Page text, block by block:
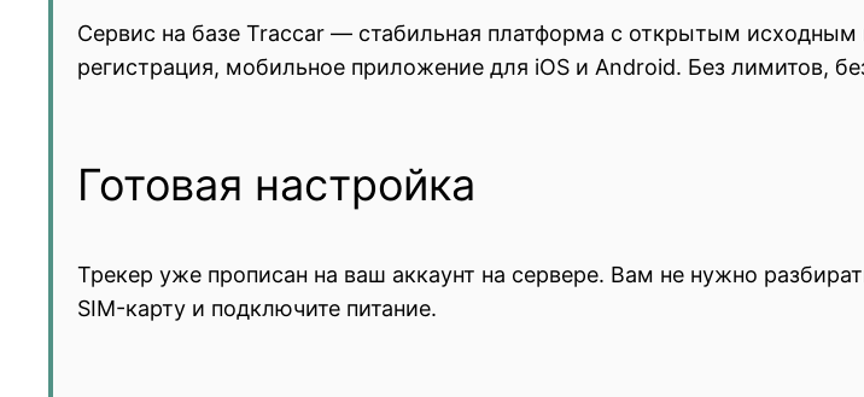
Сервис на базе Traccar — стабильная платформа с открытым
регистрация, мобильное приложение для iOS и Android. Без лимитов,
Готовая настройка
Трекер уже прописан на ваш аккаунт на сервере. Вам не нужно
SIM-карту и подключите питание.